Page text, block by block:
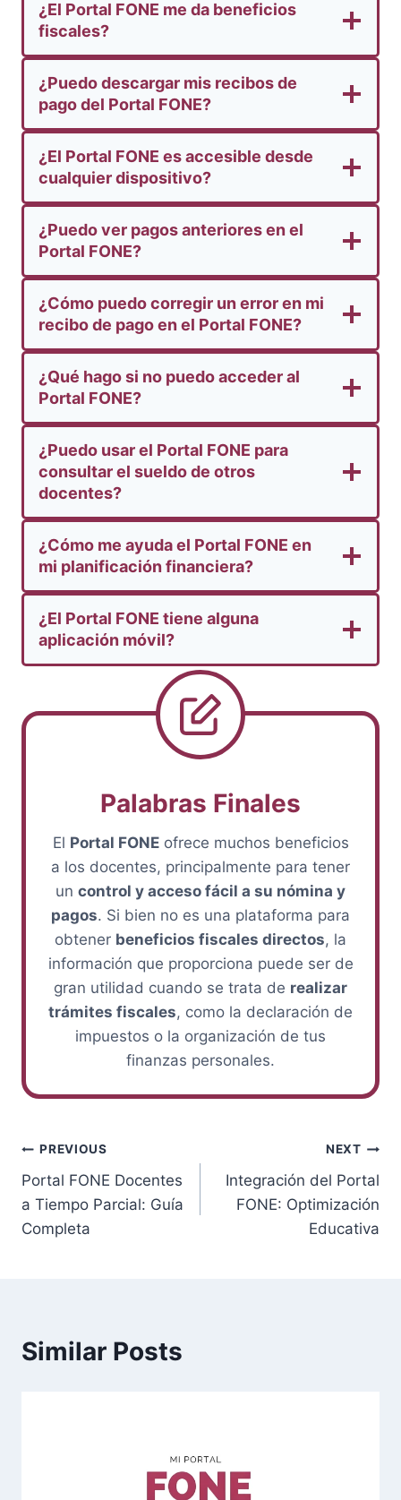
¿El Portal FONE me da beneficios
fiscales?
¿Puedo descargar mis recibos de
pago del Portal FONE?
¿El Portal FONE es accesible desde
cualquier dispositivo?
¿Puedo ver pagos anteriores en el
Portal FONE?
¿Cómo puedo corregir un error en mi
recibo de pago en el Portal FONE?
¿Qué hago si no puedo acceder al
Portal FONE?
¿Puedo usar el Portal FONE para
consultar el sueldo de otros
docentes?
¿Cómo me ayuda el Portal FONE en
mi planificación financiera?
¿El Portal FONE tiene alguna
aplicación móvil?
Palabras Finales
El Portal FONEofrece muchos beneficios
a los docentes, principalmente para tener
un control y acceso fácil a su nómina y
pagos. Si bien no es una plataforma para
obtener beneficios fiscales directos, la
información que proporciona puede ser de
gran utilidad cuando se trata de realizar
trámites fiscales, como la declaración de
impuestos o la organización de tus
finanzas personales.
Post
navigation
PREVIOUS
Portal FONE Docentes
a Tiempo Parcial: Guía
Completa
NEXT
Integración del Portal
FONE: Optimización
Educativa
Similar Posts